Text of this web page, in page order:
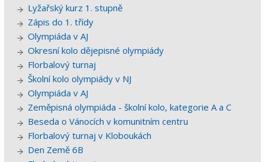
Lyžařský kurz 1. stupně
Zápis do 1. třídy
Olympiáda v AJ
Okresní kolo dějepisné olympiády
Florbalový turnaj
Školní kolo olympiády v NJ
Olympiáda v AJ
Zeměpisná olympiáda - školní kolo, kategorie A a C
Beseda o Vánocích v komunitním centru
Florbalový turnaj v Kloboukách
Den Země 6B